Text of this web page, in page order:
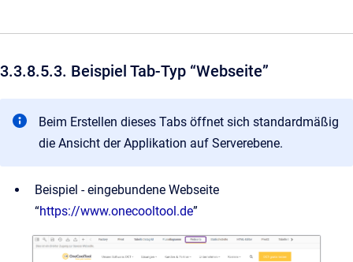
3.3.8.5.3. Beispiel Tab-Typ “Webseite”
Beim Erstellen dieses Tabs öffnet sich standardmäßig
die Ansicht der Applikation auf Serverebene.
Beispiel - eingebundene Webseite
“https://www.onecooltool.de”